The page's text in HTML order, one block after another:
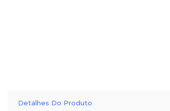
Detalhes Do Produto